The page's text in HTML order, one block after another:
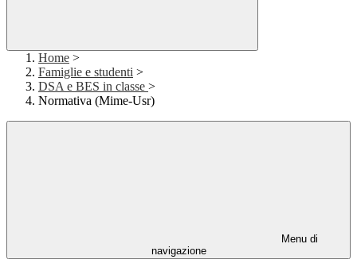
Home >
Famiglie e studenti >
DSA e BES in classe >
Normativa (Mime-Usr)
Menu di
navigazione